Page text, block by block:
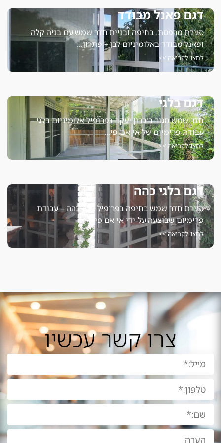
פאנל מבודד
מרפסת. בחיפה ובניית חדר שמש עם בניה קלה
מבודד באלומיניום לבן – פתרון…
לקריאה >>
בלגי
שמש סגור בזכרון יעקב בפרופיל אלומיניום בלגי –
פרימיום של אי אם פי…
לקריאה >>
בלגי כהה
חדר שמש בחיפה בפרופיל בלגי כהה – עבודת
שבוצעה על-ידי אי אם פי…
לקריאה >>
צרו קשר עכשיו